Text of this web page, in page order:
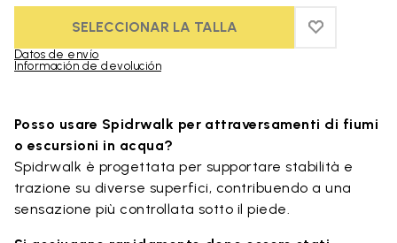
SELECCIONAR LA TALLA ADD TO
ADD TO
Datos de envío
Información de devolución
Posso usare Spidrwalk per attraversamenti di fiumi
o escursioni in acqua?
Spidrwalk è progettata per supportare stabilità e
trazione su diverse superfici, contribuendo a una
sensazione più controllata sotto il piede.